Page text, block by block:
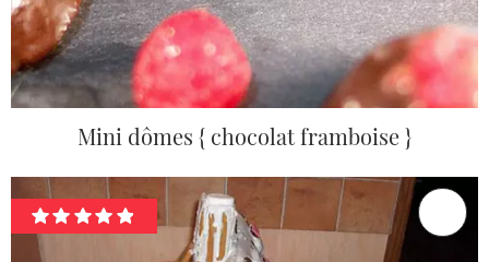
Mini dômes { chocolat framboise }